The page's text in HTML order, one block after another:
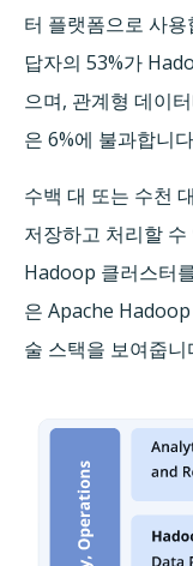
터 플랫폼으로 사
답자의 53%가
으며, 관계형 데이
은 6%에 불과합니
수백 대 또는 수천
저장하고 처리할
Hadoop 클러스터
은 Apache
술 스택을 보여줍니